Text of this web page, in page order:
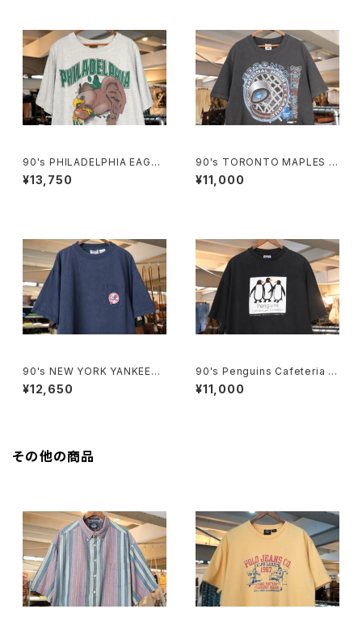
90's PHILADELPHIA EAGLE
S breakthrough cotton Tee
"Made in U.S.A."
¥13,750
90's TORONTO MAPLES L
EAFS black cotton Tee "M
ade in CANADA"
¥11,000
90's NEW YORK YANKEES
embroidered logo pocket
Tee
¥12,650
90's Penguins Cafeteria pr
int cotton Tee "Made in U.
S.A."
¥11,000
その他の商品